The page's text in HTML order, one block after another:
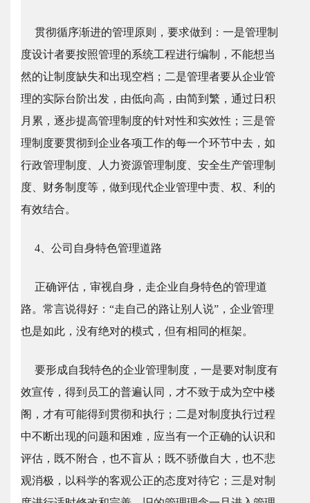
贯彻循序渐进的管理原则，要求做到：一是管理制
度设计者要按照管理的系统工程进行编制，不能想当
然的让制度缺失和出现空档；二是管理者要从企业管
理的实际台阶出发，由低向高，由简到繁，通过日积
月累，逐步提高管理制度的针对性和实效性；三是管
理制度要贯彻到企业各项工作的每一个环节中去，如
行政管理制度、人力资源管理制度、安全生产管理制
度、财务制度等，做到现代企业管理中责、权、利的
有效结合。
4、公司自身特色管理道路
正确评估，审视自身，走企业自身特色的管理道
路。常言说得好：“走自己的路让别人说”，企业管理
也是如此，没有绝对的模式，但有相同的框架。
要形成自我特色的企业管理制度，一是要对制度有
效宣传，得到员工的普遍认同，才不致于成为空中楼
阁，才有可能得到贯彻和执行；二是对制度执行过程
中不断出现的问题和困难，应当有一个正确的认识和
评估，既不附合，也不盲从；既不骄傲自大，也不悲
观消极，以科学的客观公正的态度对待它；三是对制